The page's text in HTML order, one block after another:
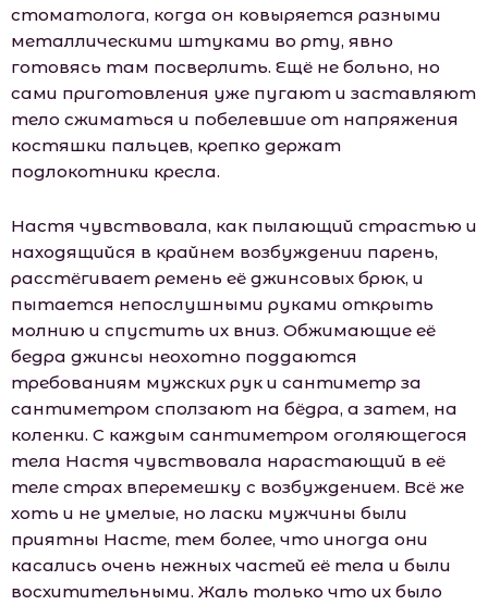
стоматолога, когда он ковыряется разными
металлическими штуками во рту, явно
готовясь там посверлить. Ещё не больно, но
сами приготовления уже пугают и заставляют
тело сжиматься и побелевшие от напряжения
костяшки пальцев, крепко держат
подлокотники кресла.
Настя чувствовала, как пылающий страстью и
находящийся в крайнем возбуждении парень,
расстёгивает ремень её джинсовых брюк, и
пытается непослушными руками открыть
молнию и спустить их вниз. Обжимающие её
бедра джинсы неохотно поддаются
требованиям мужских рук и сантиметр за
сантиметром сползают на бёдра, а затем, на
коленки. С каждым сантиметром оголяющегося
тела Настя чувствовала нарастающий в её
теле страх вперемешку с возбуждением. Всё же
хоть и не умелые, но ласки мужчины были
приятны Насте, тем более, что иногда они
касались очень нежных частей её тела и были
восхитительными. Жаль только что их было